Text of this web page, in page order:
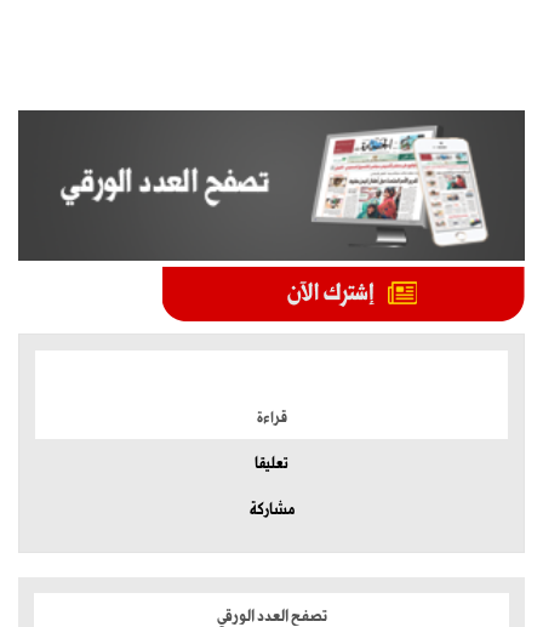
قراءة
تعليقا
مشاركة
تصفح العدد الورقي